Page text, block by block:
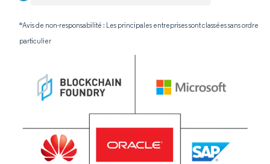
*Avis de non-responsabilité : Les principales entreprises sont classées sans ordre
particulier